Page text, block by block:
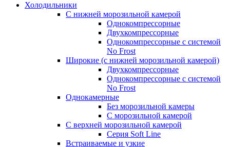
Холодильники
С нижней морозильной камерой
Однокомпрессорные
Двухкомпрессорные
Однокомпрессорные с системой
No Frost
Широкие (с нижней морозильной камерой)
Двухкомпрессорные
Однокомпрессорные с системой
No Frost
Однокамерные
Без морозильной камеры
С морозильной камерой
С верхней морозильной камерой
Серия Soft Line
Встраиваемые и узкие